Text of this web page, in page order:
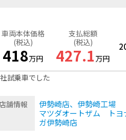
車両本体価格
(税込)
418万円
支払総額
(税込)
427.1 万円
試乗車でした
店舗情報
伊勢崎店、伊勢崎工場
マツダオートザム トヨ
ガ伊勢崎店